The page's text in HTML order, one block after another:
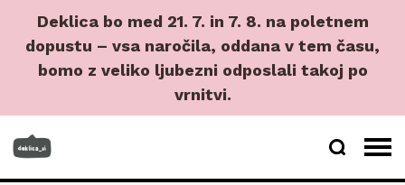
Deklica bo med 21. 7. in 7. 8. na poletnem
dopustu – vsa naročila, oddana v tem času,
bomo z veliko ljubezni odposlali takoj po
vrnitvi.